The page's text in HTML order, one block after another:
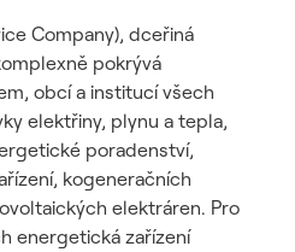
Company), dceřiná
pokrývá
obcí a institucí všech
elektřiny, plynu a tepla,
poradenství,
kogeneračních
elektráren. Pro
energetická zařízení